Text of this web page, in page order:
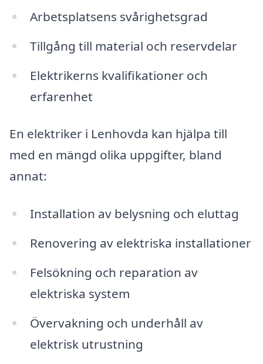
Arbetsplatsens svårighetsgrad
Tillgång till material och reservdelar
Elektrikerns kvalifikationer och
erfarenhet
En elektriker i Lenhovda kan hjälpa till
med en mängd olika uppgifter, bland
annat:
Installation av belysning och eluttag
Renovering av elektriska installationer
Felsökning och reparation av
elektriska system
Övervakning och underhåll av
elektrisk utrustning